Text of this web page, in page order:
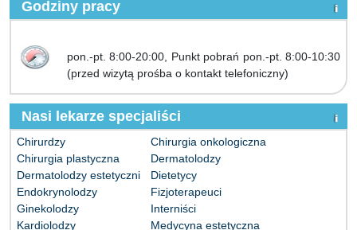
Godziny pracy
pon.-pt. 8:00-20:00, Punkt pobrań pon.-pt. 8:00-10:30
(przed wizytą prośba o kontakt telefoniczny)
Nasi lekarze specjaliści
Chirurdzy
Chirurgia onkologiczna
Chirurgia plastyczna
Dermatolodzy
Dermatolodzy estetyczni
Dietetycy
Endokrynolodzy
Fizjoterapeuci
Ginekolodzy
Interniści
Kardiolodzy
Medycyna estetyczna